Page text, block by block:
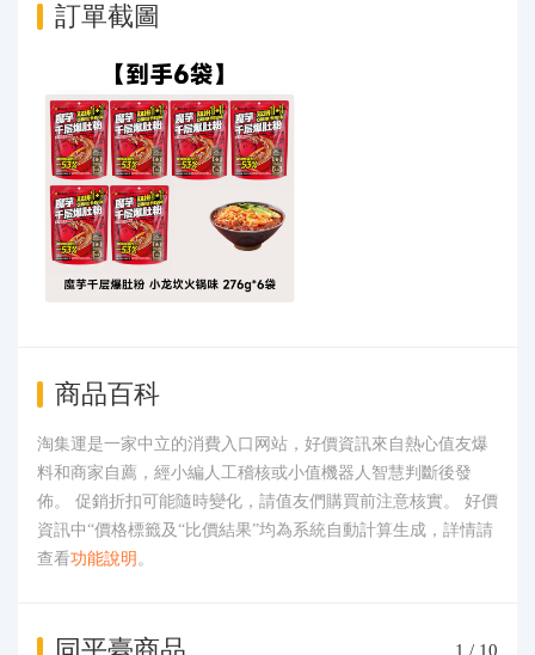
訂單截圖
商品百科
淘集運是一家中立的消費入口网站，好價資訊來自熱心值友爆
料和商家自薦，經小編人工稽核或小值機器人智慧判斷後發
佈。 促銷折扣可能隨時變化，請值友們購買前注意核實。 好價
資訊中“價格標籤及“比價結果”均為系統自動計算生成，詳情請
查看功能說明 。
1 / 10